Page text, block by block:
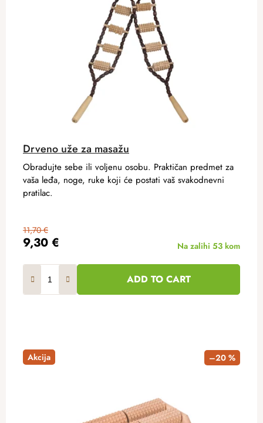
Drveno uže za masažu
9,30 €
11,70 €
Na zalihi 53 kom
ADD TO CART
Obradujte sebe ili voljenu osobu. Praktičan predmet za
vaša leđa, noge, ruke koji će postati vaš svakodnevni
pratilac.
Akcija –20 %